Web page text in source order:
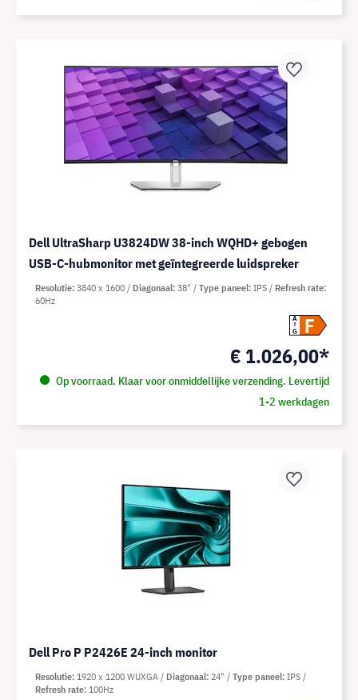
Dell UltraSharp U3824DW 38-inch WQHD+ gebogen
USB-C-hubmonitor met geïntegreerde luidspreker
A
G
F
€ 1.026,00*
Op voorraad. Klaar voor onmiddellijke verzending. Levertijd
1-2 werkdagen
Resolutie 3840 x 1600 Diagonaal 38" Type paneel IPS
Refresh rate
60Hz
Dell Pro P P2426E 24-inch monitor
Resolutie 1920 x 1200 WUXGA Diagonaal 24" Type paneel IPS
Refresh rate 100Hz